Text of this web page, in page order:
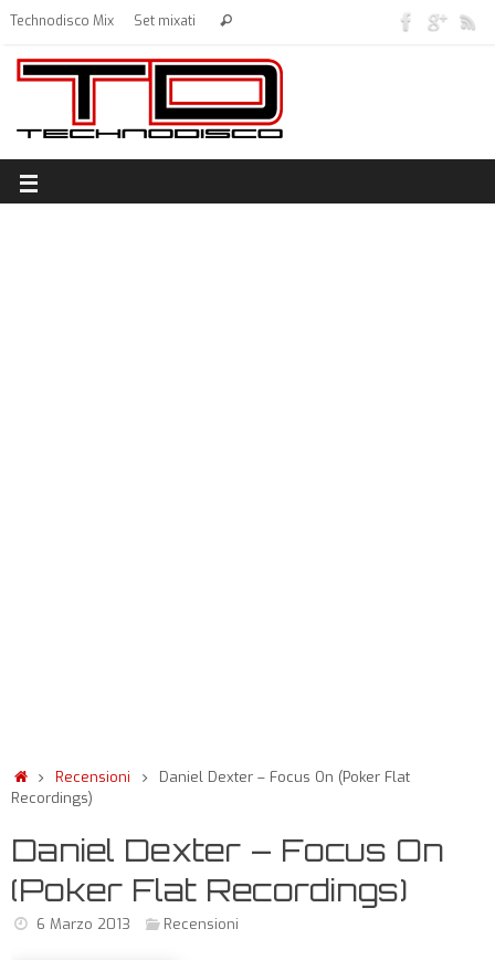
Technodisco Mix Set mixati
Recensioni
Daniel Dexter – Focus On (Poker Flat
Recordings)
Daniel Dexter – Focus On
(Poker Flat Recordings)
6 Marzo 2013 Recensioni